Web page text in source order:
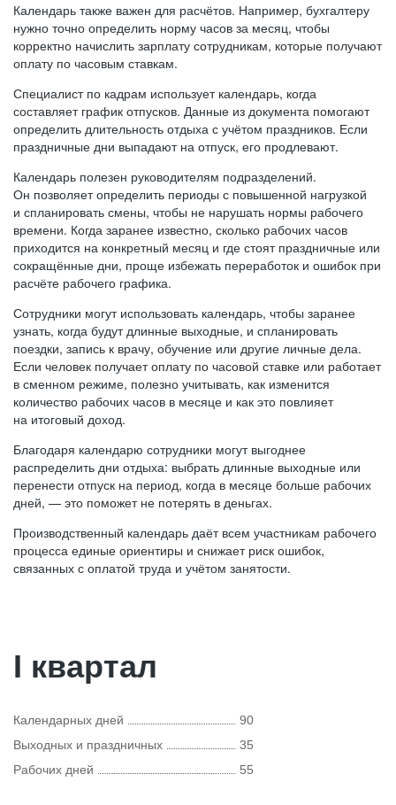
Календарь также важен для расчётов. Например, бухгалтеру
нужно точно определить норму часов за месяц, чтобы
корректно начислить зарплату сотрудникам, которые получают
оплату по часовым ставкам.
Специалист по кадрам использует календарь, когда
составляет график отпусков. Данные из документа помогают
определить длительность отдыха с учётом праздников. Если
праздничные дни выпадают на отпуск, его продлевают.
Календарь полезен руководителям подразделений.
Он позволяет определить периоды с повышенной нагрузкой
и спланировать смены, чтобы не нарушать нормы рабочего
времени. Когда заранее известно, сколько рабочих часов
приходится на конкретный месяц и где стоят праздничные или
сокращённые дни, проще избежать переработок и ошибок при
расчёте рабочего графика.
Сотрудники могут использовать календарь, чтобы заранее
узнать, когда будут длинные выходные, и спланировать
поездки, запись к врачу, обучение или другие личные дела.
Если человек получает оплату по часовой ставке или работает
в сменном режиме, полезно учитывать, как изменится
количество рабочих часов в месяце и как это повлияет
на итоговый доход.
Благодаря календарю сотрудники могут выгоднее
распределить дни отдыха: выбрать длинные выходные или
перенести отпуск на период, когда в месяце больше рабочих
дней, — это поможет не потерять в деньгах.
Производственный календарь даёт всем участникам рабочего
процесса единые ориентиры и снижает риск ошибок,
связанных с оплатой труда и учётом занятости.
I квартал
Календарных дней
90
Выходных и праздничных
35
Рабочих дней
55